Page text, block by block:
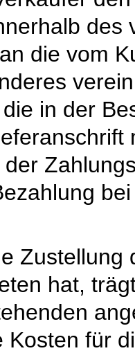
des
die vom
in der
der
Zustellung
hat,
Kosten für